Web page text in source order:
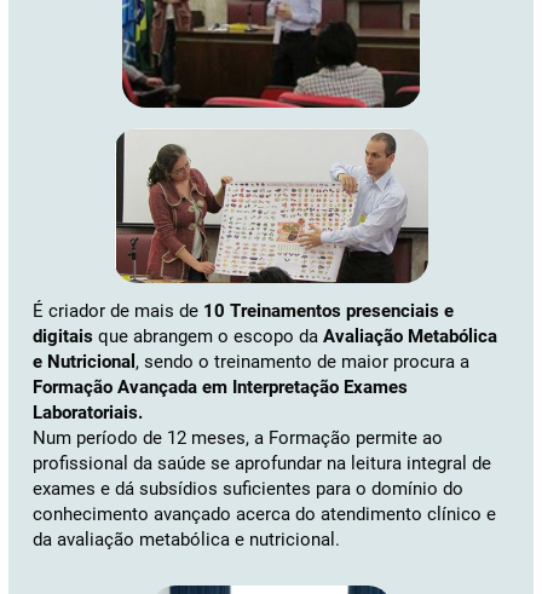
É criador de mais de 10 Treinamentos presenciais e
digitais que abrangem o escopo da Avaliação Metabólica
e Nutricional , sendo o treinamento de maior procura a
Formação Avançada em Interpretação Exames
Laboratoriais.
Num período de 12 meses, a Formação permite ao
profissional da saúde se aprofundar na leitura integral de
exames e dá subsídios suficientes para o domínio do
conhecimento avançado acerca do atendimento clínico e
da avaliação metabólica e nutricional.